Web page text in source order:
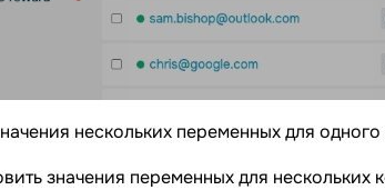
нескольких переменных для
значения переменных для нескольких